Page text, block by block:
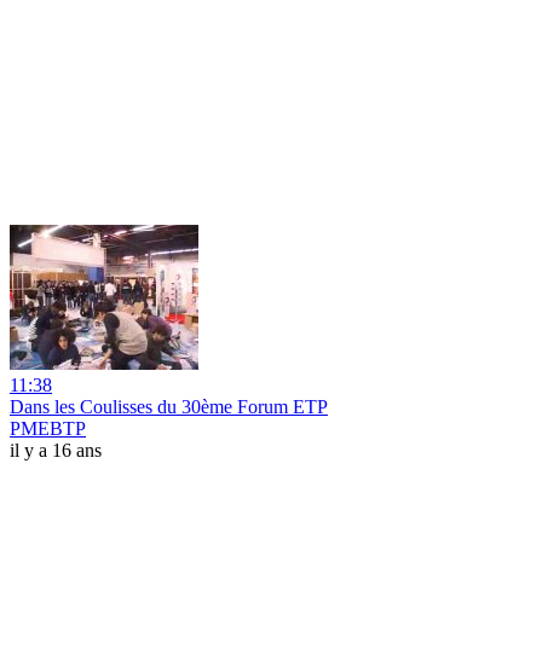
11:38
Dans les Coulisses du 30ème Forum ETP
PMEBTP
il y a 16 ans